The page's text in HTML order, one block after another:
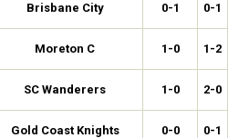
Brisbane City 0-1 0-1
Moreton C 1-0 1-2
SC Wanderers 1-0 2-0
Gold Coast Knights 0-0 0-1